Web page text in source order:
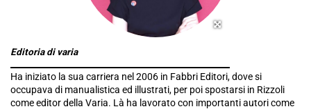
Editoria di varia
Ha iniziato la sua carriera nel 2006 in Fabbri Editori, dove si
occupava di manualistica ed illustrati, per poi spostarsi in Rizzoli
come editor della Varia. Là ha lavorato con importanti autori come